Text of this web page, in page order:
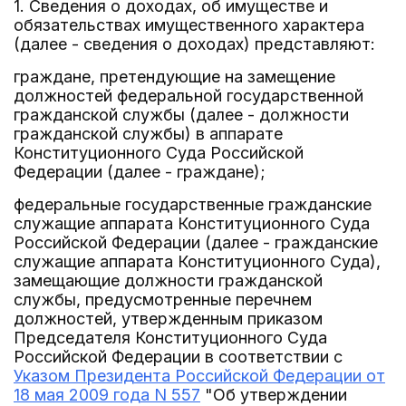
1. Сведения о доходах, об имуществе и
обязательствах имущественного характера
(далее - сведения о доходах) представляют:
граждане, претендующие на замещение
должностей федеральной государственной
гражданской службы (далее - должности
гражданской службы) в аппарате
Конституционного Суда Российской
Федерации (далее - граждане);
федеральные государственные гражданские
служащие аппарата Конституционного Суда
Российской Федерации (далее - гражданские
служащие аппарата Конституционного Суда),
замещающие должности гражданской
службы, предусмотренные перечнем
должностей, утвержденным приказом
Председателя Конституционного Суда
Российской Федерации в соответствии с
Указом Президента Российской Федерации от
18 мая 2009 года N 557 "Об утверждении